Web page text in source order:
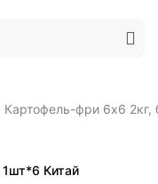
Картофель-фри 6х6 2кг,
Китай